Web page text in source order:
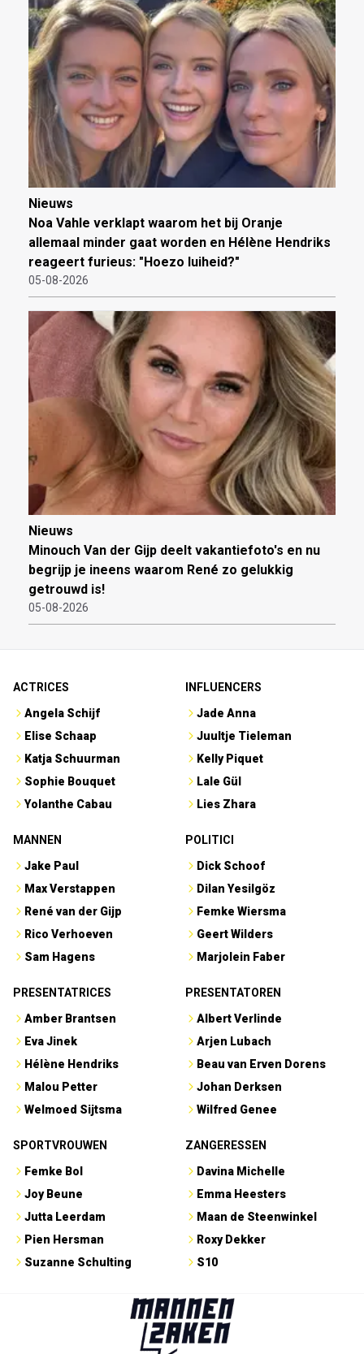
Nieuws
Noa Vahle verklapt waarom het bij Oranje
allemaal minder gaat worden en Hélène Hendriks
reageert furieus: "Hoezo luiheid?"
05-08-2026
Nieuws
Minouch Van der Gijp deelt vakantiefoto's en nu
begrijp je ineens waarom René zo gelukkig
getrouwd is!
05-08-2026
ACTRICES
Angela Schijf
Elise Schaap
Katja Schuurman
Sophie Bouquet
Yolanthe Cabau
INFLUENCERS
Jade Anna
Juultje Tieleman
Kelly Piquet
Lale Gül
Lies Zhara
MANNEN
Jake Paul
Max Verstappen
René van der Gijp
Rico Verhoeven
Sam Hagens
POLITICI
Dick Schoof
Dilan Yesilgöz
Femke Wiersma
Geert Wilders
Marjolein Faber
PRESENTATRICES
Amber Brantsen
Eva Jinek
Hélène Hendriks
Malou Petter
Welmoed Sijtsma
PRESENTATOREN
Albert Verlinde
Arjen Lubach
Beau van Erven Dorens
Johan Derksen
Wilfred Genee
SPORTVROUWEN
Femke Bol
Joy Beune
Jutta Leerdam
Pien Hersman
Suzanne Schulting
ZANGERESSEN
Davina Michelle
Emma Heesters
Maan de Steenwinkel
Roxy Dekker
S10